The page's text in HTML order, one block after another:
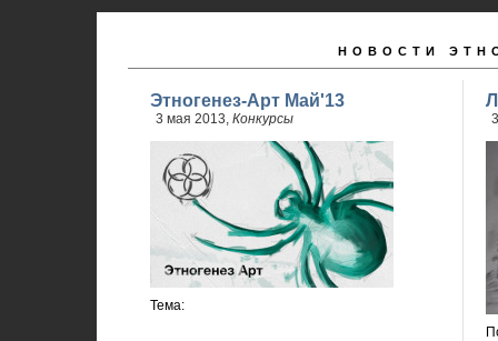
НОВОСТИ
Этногенез-Арт Май'13
3 мая 2013, Конкурсы
Тема: